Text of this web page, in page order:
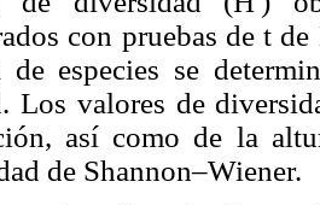
con pruebas de t
de especies se
Los valores de
así como de la
de Shannon–Wiener.